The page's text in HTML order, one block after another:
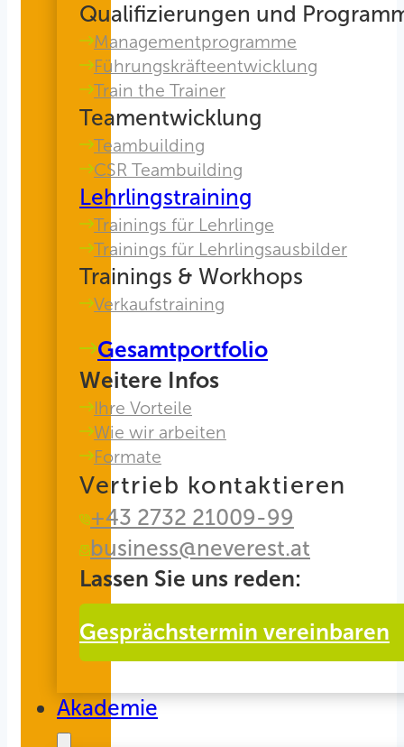
Qualifizierungen und
Managementprogramme
Führungskräfteentwicklung
Train the Trainer
Teamentwicklung
Teambuilding
CSR Teambuilding
Lehrlingstraining
Trainings für Lehrlinge
Trainings für Lehrlingsausbilder
Trainings & Workhops
Verkaufstraining
Gesamtportfolio
Weitere Infos
Ihre Vorteile
Wie wir arbeiten
Formate
Vertrieb kontaktieren
+43 2732 21009-99
business@neverest.at
Lassen Sie uns reden:
Gesprächstermin vereinbaren
Akademie